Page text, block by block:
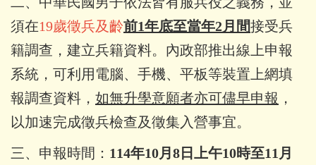
須在19歲徵兵及齡前1年底至當年2月間接受兵
籍調查，建立兵籍資料。內政部推出線上申報
系統，可利用電腦、手機、平板等裝置上網填
報調查資料， 如無升學意願者亦可儘早申報 ，
以加速完成徵兵檢查及徵集入營事宜。
三、申報時間： 114年10月8日上午10時至11月